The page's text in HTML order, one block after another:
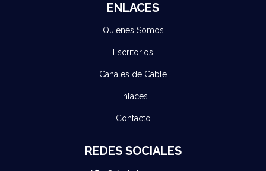
ENLACES
Quienes Somos
Escritorios
Canales de Cable
Enlaces
Contacto
REDES SOCIALES